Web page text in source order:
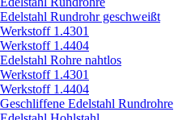
Edelstahl Rundrohr geschweißt
Werkstoff 1.4301
Werkstoff 1.4404
Edelstahl Rohre nahtlos
Werkstoff 1.4301
Werkstoff 1.4404
Geschliffene Edelstahl Rundrohre